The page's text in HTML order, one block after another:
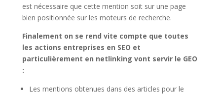
est nécessaire que cette mention soit sur une page
bien positionnée sur les moteurs de recherche.
Finalement on se rend vite compte que toutes
les actions entreprises en SEO et
particulièrement en netlinking vont servir le GEO
:
Les mentions obtenues dans des articles pour le